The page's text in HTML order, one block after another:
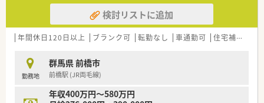
【勤務実態について】
■年間休日は120日前後あり、ワークライフバランスを重視して
働くことができます。
少ない水準です。
■時間外手当は1分単位で支給され、サービス残業は一切ないク
リーンな環境です。
【職場環境と雰囲気】
検討リストに追加
年間休日120日以上 ブランク可 転勤なし 車通勤可 住宅補助(手当)あり
勤務地
群馬県 前橋市
前橋駅 (JR両毛線)
年収400万円～580万円